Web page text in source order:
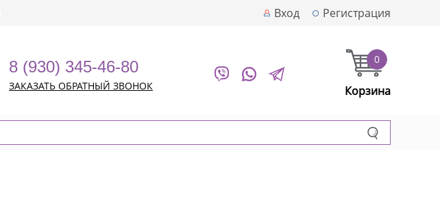
Вход Регистрация
8 (930) 345-46-80
ЗАКАЗАТЬ ОБРАТНЫЙ ЗВОНОК
0
Корзина